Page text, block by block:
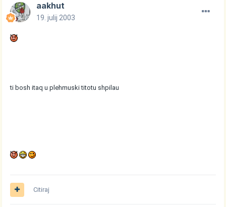
aakhut
19. julij 2003
ti bosh itaq u plehmuski titotu shpilau
Citiraj